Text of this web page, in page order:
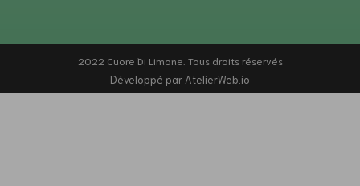
2022 Cuore Di Limone. Tous droits réservés
Développé par AtelierWeb.io